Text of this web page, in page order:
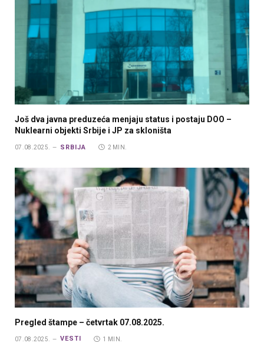
Još dva javna preduzeća menjaju status i postaju DOO –
Nuklearni objekti Srbije i JP za skloništa
07.08.2025. SRBIJA 2 MIN.
Pregled štampe – četvrtak 07.08.2025.
07.08.2025. VESTI 1 MIN.